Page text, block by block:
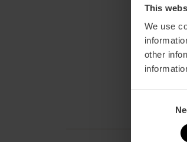
This
We use
other